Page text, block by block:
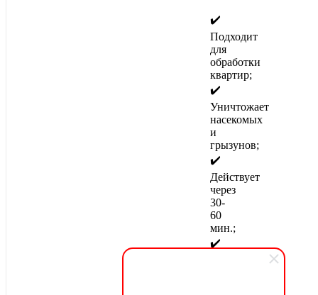
✔️
Подходит
для
обработки
квартир;
✔️
Уничтожает
насекомых
и
грызунов;
✔️
Действует
через
30-
60
мин.;
✔️